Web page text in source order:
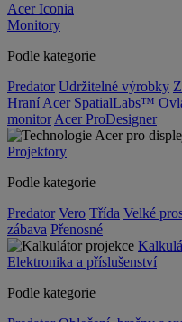
Acer Iconia
Monitory
Podle kategorie
Predator Udržitelné výrobky
Hraní Acer SpatialLabs™
monitor Acer ProDesigner
Projektory
Podle kategorie
Predator Vero Třída Velké
zábava Přenosné
Elektronika a příslušenství
Podle kategorie